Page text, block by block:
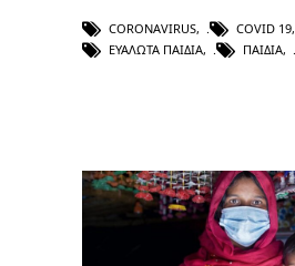
CORONAVIRUS, COVID 19,
ΕΥΆΛΩΤΑ ΠΑΙΔΙΆ, ΠΑΙΔΙΆ,